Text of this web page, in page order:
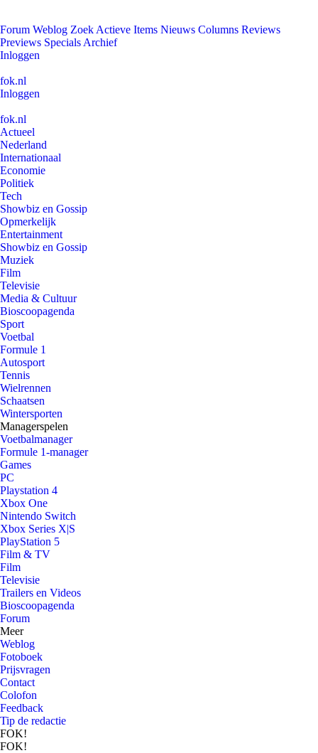
Forum Weblog Zoek Actieve Items Nieuws Columns Reviews
Previews Specials Archief
Inloggen
fok.nl
Inloggen
fok.nl
Actueel
Nederland
Internationaal
Economie
Politiek
Tech
Showbiz en Gossip
Opmerkelijk
Entertainment
Showbiz en Gossip
Muziek
Film
Televisie
Media & Cultuur
Bioscoopagenda
Sport
Voetbal
Formule 1
Autosport
Tennis
Wielrennen
Schaatsen
Wintersporten
Managerspelen
Voetbalmanager
Formule 1-manager
Games
PC
Playstation 4
Xbox One
Nintendo Switch
Xbox Series X|S
PlayStation 5
Film & TV
Film
Televisie
Trailers en Videos
Bioscoopagenda
Forum
Meer
Weblog
Fotoboek
Prijsvragen
Contact
Colofon
Feedback
Tip de redactie
FOK!
FOK!